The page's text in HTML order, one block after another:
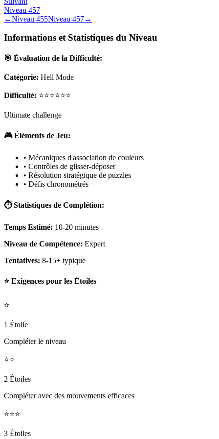
Niveau 457
←Niveau 455Niveau 457→
Informations et Statistiques du Niveau
🎯 Évaluation de la Difficulté:
Catégorie: Hell Mode
Difficulté: ⭐⭐⭐⭐⭐⭐
Ultimate challenge
🎮 Éléments de Jeu:
• Mécaniques d'association de couleurs
• Contrôles de glisser-déposer
• Résolution stratégique de puzzles
• Défis chronométrés
⏱️ Statistiques de Complétion:
Temps Estimé: 10-20 minutes
Niveau de Compétence: Expert
Tentatives: 8-15+ typique
⭐ Exigences pour les Étoiles
⭐
1 Étoile
Compléter le niveau
⭐⭐
2 Étoiles
Compléter avec des mouvements efficaces
⭐⭐⭐
3 Étoiles